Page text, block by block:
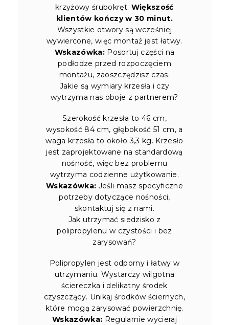
krzyżowy śrubokręt. Większość
klientów kończy w 30 minut.
Wszystkie otwory są wcześniej
wywiercone, więc montaż jest łatwy.
Wskazówka: Posortuj części na
podłodze przed rozpoczęciem
montażu, zaoszczędzisz czas.
Jakie są wymiary krzesła i czy
wytrzyma nas oboje z partnerem?
Szerokość krzesła to 46 cm,
wysokość 84 cm, głębokość 51 cm, a
waga krzesła to około 3,3 kg. Krzesło
jest zaprojektowane na standardową
nośność, więc bez problemu
wytrzyma codzienne użytkowanie.
Wskazówka: Jeśli masz specyficzne
potrzeby dotyczące nośności,
skontaktuj się z nami.
Jak utrzymać siedzisko z
polipropylenu w czystości i bez
zarysowań?
Polipropylen jest odporny i łatwy w
utrzymaniu. Wystarczy wilgotna
ściereczka i delikatny środek
czyszczący. Unikaj środków ściernych,
które mogą zarysować powierzchnię.
Wskazówka: Regularnie wycieraj